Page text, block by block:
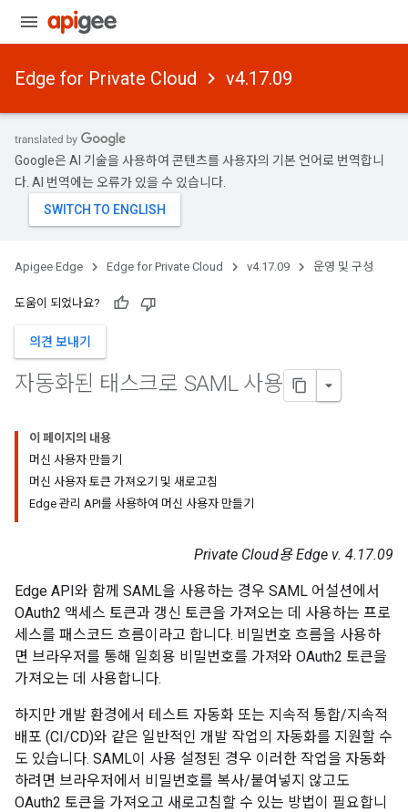
Edge for Private Cloud v4.17.09
Google은 AI 기술을 사용하여 콘텐츠를 사용자의 기본 언어로 번역합니
다. AI 번역에는 오류가 있을 수 있습니다.
Apigee Edge Edge for Private Cloud v4.17.09 운영 및 구성
도움이 되었나요?
의견 보내기
자동화된 태스크로 SAML 사용
이 페이지의 내용
머신 사용자 만들기
머신 사용자 토큰 가져오기 및 새로고침
Edge 관리 API를 사용하여 머신 사용자 만들기
Private Cloud용 Edge v. 4.17.09
Edge API와 함께 SAML을 사용하는 경우 SAML 어설션에서
OAuth2 액세스 토큰과 갱신 토큰을 가져오는 데 사용하는 프로
세스를 패스코드 흐름이라고 합니다. 비밀번호 흐름을 사용하
면 브라우저를 통해 일회용 비밀번호를 가져와 OAuth2 토큰을
가져오는 데 사용합니다.
하지만 개발 환경에서 테스트 자동화 또는 지속적 통합/지속적
배포 (CI/CD)와 같은 일반적인 개발 작업의 자동화를 지원할 수
도 있습니다. SAML이 사용 설정된 경우 이러한 작업을 자동화
하려면 브라우저에서 비밀번호를 복사/붙여넣지 않고도
OAuth2 토큰을 가져오고 새로고침할 수 있는 방법이 필요합니